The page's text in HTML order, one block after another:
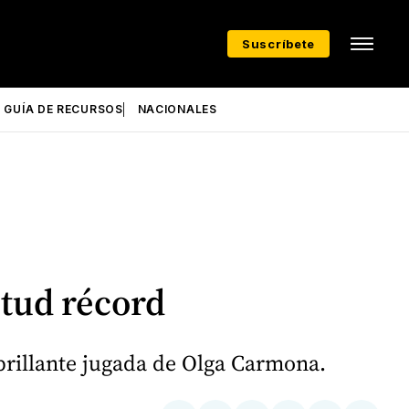
Suscríbete
GUÍA DE RECURSOS NACIONALES
récord
jugada de Olga Carmona.